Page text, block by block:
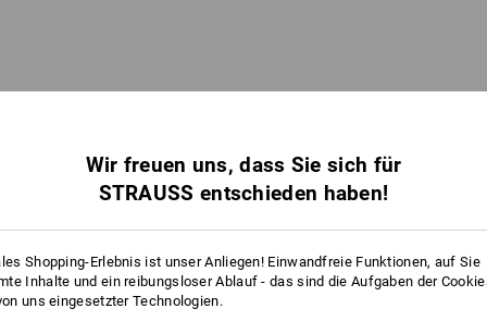
Wir freuen uns, dass Sie sich für
STRAUSS entschieden haben!
Shopping-Erlebnis ist unser Anliegen! Einwandfreie Funktionen, auf Sie
Inhalte und ein reibungsloser Ablauf - das sind die Aufgaben der
uns eingesetzter Technologien.